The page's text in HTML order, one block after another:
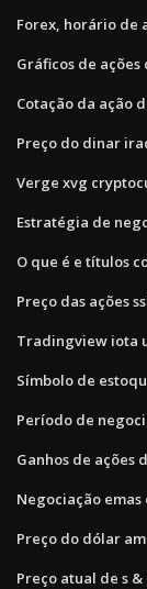
Forex, horário de
Gráficos de
Cotação da ação
Preço do dinar
Verge xvg
Estratégia de
O que é e títulos
Preço das ações
Tradingview iota
Símbolo de
Período de
Ganhos de ações
Negociação
Preço do dólar
Preço atual de s